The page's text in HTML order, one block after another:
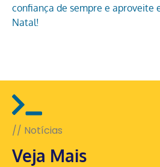
confiança de sempre e aproveite
Natal!
// Notícias
Veja Mais